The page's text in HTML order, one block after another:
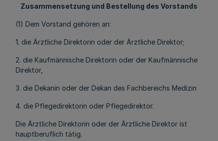
Zusammensetzung und Bestellung des Vorstands
(1) Dem Vorstand gehören an:
1. die Ärztliche Direktorin oder der Ärztliche Direktor;
2. die Kaufmännische Direktorin oder der Kaufmännische
Direktor,
3. die Dekanin oder der Dekan des Fachbereichs Medizin
4. die Pflegedirektorin oder Pflegedirektor.
Die Ärztliche Direktorin oder der Ärztliche Direktor ist
hauptberuflich tätig.